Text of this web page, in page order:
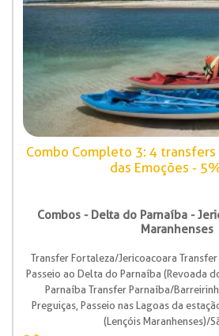
Combo Completo 3: 4 transfers
das Emoções -
Combos - Delta do Parnaíba -
Maranhenses
Transfer Fortaleza/Jericoacoara
Passeio ao Delta do Parnaíba (Revoada
Parnaíba Transfer Parnaíba/
Preguiças, Passeio nas Lagoas da
(Lençóis Maranhenses)/